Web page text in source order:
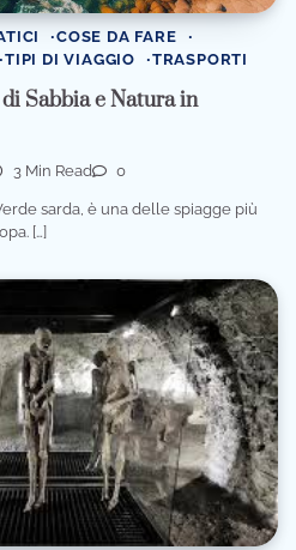
COSE DA FARE
TIPI DI VIAGGIO TRASPORTI
Sabbia e Natura in
3 Min Read 0
sarda, è una delle spiagge più
[…]